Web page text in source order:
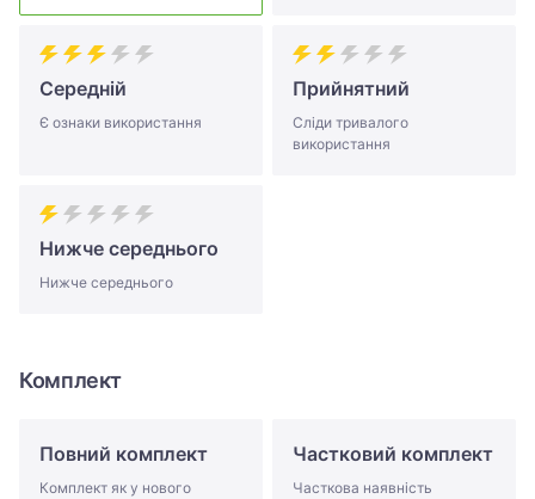
Середній
Є ознаки використання
Прийнятний
Сліди тривалого
використання
Нижче середнього
Нижче середнього
Комплект
Повний комплект
Комплект як у нового
Частковий комплект
Часткова наявність